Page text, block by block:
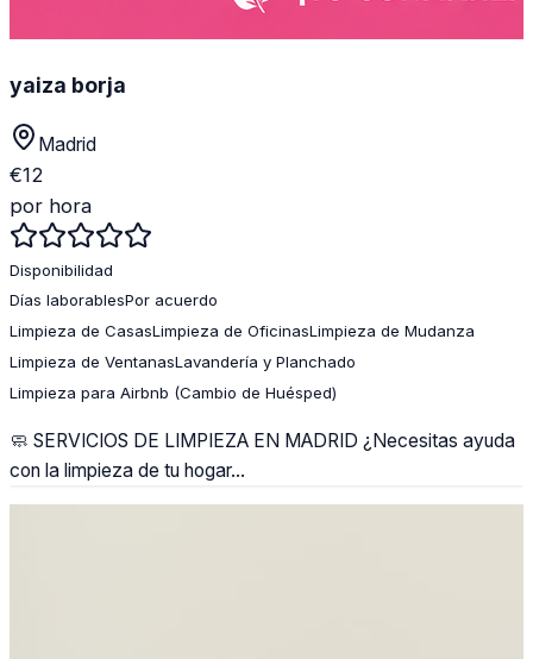
yaiza borja
Madrid
€12
por hora
Disponibilidad
Días laborablesPor acuerdo
Limpieza de CasasLimpieza de OficinasLimpieza de Mudanza
Limpieza de VentanasLavandería y Planchado
Limpieza para Airbnb (Cambio de Huésped)
🧼 SERVICIOS DE LIMPIEZA EN MADRID ¿Necesitas ayuda
con la limpieza de tu hogar...